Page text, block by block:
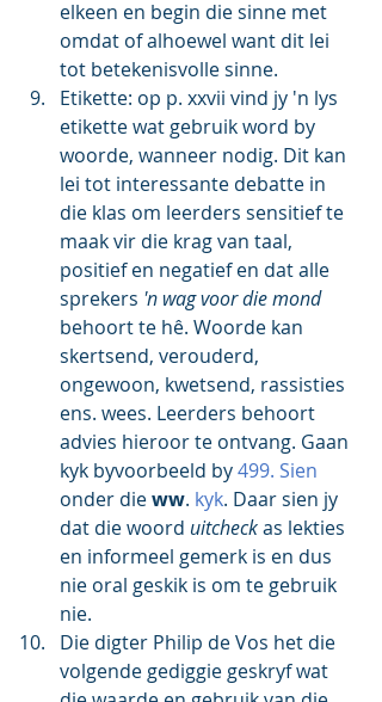
elkeen en begin die sinne met
omdat of alhoewel want dit lei
tot betekenisvolle sinne.
Etikette: op p. xxvii vind jy 'n lys
etikette wat gebruik word by
woorde, wanneer nodig. Dit kan
lei tot interessante debatte in
die klas om leerders sensitief te
maak vir die krag van taal,
positief en negatief en dat alle
sprekers 'n wag voor die mond
behoort te hê. Woorde kan
skertsend, verouderd,
ongewoon, kwetsend, rassisties
ens. wees. Leerders behoort
advies hieroor te ontvang. Gaan
kyk byvoorbeeld by 499. Sien
onder die ww. kyk. Daar sien jy
dat die woord uitcheck as lekties
en informeel gemerk is en dus
nie oral geskik is om te gebruik
nie.
Die digter Philip de Vos het die
volgende gediggie geskryf wat